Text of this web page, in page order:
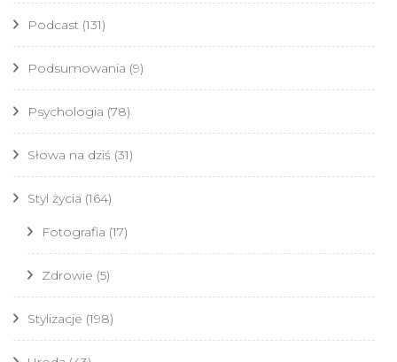
Podcast (131)
Podsumowania (9)
Psychologia (78)
Słowa na dziś (31)
Styl życia (164)
Fotografia (17)
Zdrowie (5)
Stylizacje (198)